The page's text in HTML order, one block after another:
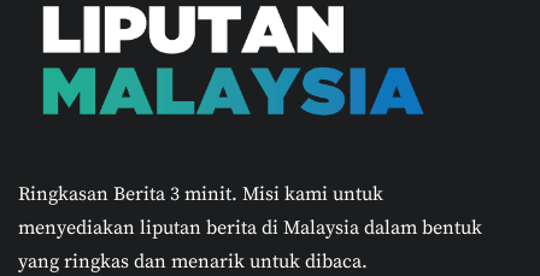
Ringkasan Berita 3 minit. Misi kami untuk
menyediakan liputan berita di Malaysia dalam bentuk
yang ringkas dan menarik untuk dibaca.